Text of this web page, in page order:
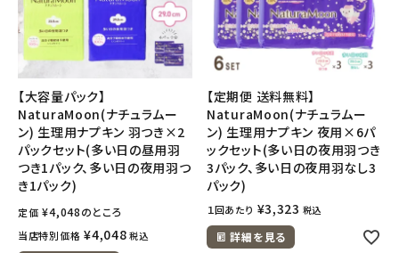
【大容量パック】
NaturaMoon(ナチュラムー
ン) 生理用ナプキン 羽つき×2
パックセット(多い日の昼用羽
つき1パック、多い日の夜用羽つ
き1パック)
定価 ¥4,048のところ
当店特別価格 ¥4,048 税込
【定期便 送料無料】
NaturaMoon(ナチュラムー
ン) 生理用ナプキン 夜用×6パ
ックセット(多い日の夜用羽つき
3パック、多い日の夜用羽なし3
パック)
１回あたり ¥3,323 税込
詳細を見る